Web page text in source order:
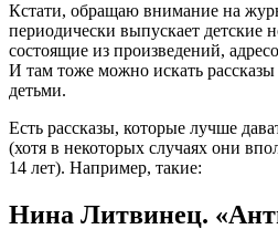
Кстати, обращаю внимание на
периодически выпускает детские
состоящие из произведений,
И там тоже можно искать рассказы
детьми.
Есть рассказы, которые лучше
(хотя в некоторых случаях они
14 лет). Например, такие:
Нина Литвинец.